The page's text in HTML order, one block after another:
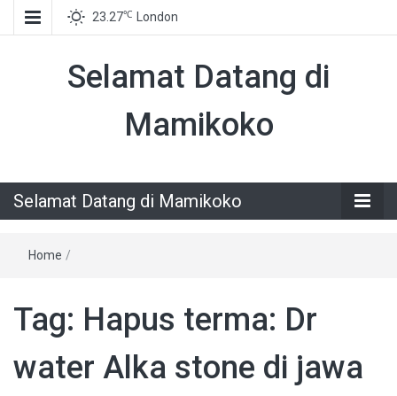
23.27℃ London
Selamat Datang di
Mamikoko
Selamat Datang di Mamikoko
Home /
Tag: Hapus terma: Dr
water Alka stone di jawa